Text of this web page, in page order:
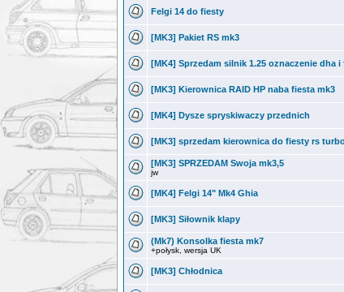
Felgi 14 do fiesty
[MK3] Pakiet RS mk3
[MK4] Sprzedam silnik 1.25 oznaczenie dha i
[MK3] Kierownica RAID HP naba fiesta mk3
[MK4] Dysze spryskiwaczy przednich
[MK3] sprzedam kierownica do fiesty rs
[MK3] SPRZEDAM Swoja mk3,5
jw
[MK4] Felgi 14" Mk4 Ghia
[MK3] Siłownik klapy
(Mk7) Konsolka fiesta mk7
+połysk, wersja UK
[MK3] Chłodnica